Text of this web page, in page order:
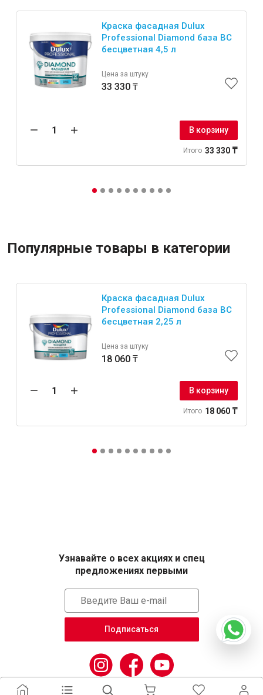
Краска фасадная Dulux
Professional Diamond база BC
бесцветная 4,5 л
Цена за штуку
33 330 ₸
В корзину
Итого 33 330 ₸
Популярные товары в категории
Краска фасадная Dulux
Professional Diamond база BC
бесцветная 2,25 л
Цена за штуку
18 060 ₸
В корзину
Итого 18 060 ₸
Узнавайте о всех акциях и спец
предложениях первыми
Подписаться